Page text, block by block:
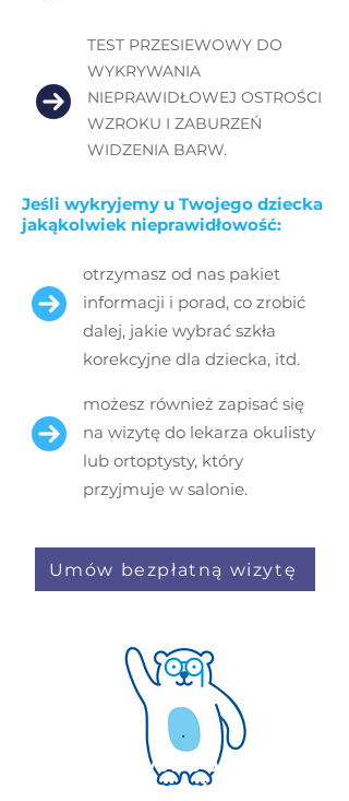
TEST PRZESIEWOWY DO
WYKRYWANIA
NIEPRAWIDŁOWEJ OSTROŚCI
WZROKU I ZABURZEŃ
WIDZENIA BARW.
Jeśli wykryjemy u Twojego dziecka
jakąkolwiek nieprawidłowość:
otrzymasz od nas pakiet
informacji i porad, co zrobić
dalej, jakie wybrać szkła
korekcyjne dla dziecka, itd.
możesz również zapisać się
na wizytę do lekarza okulisty
lub ortoptysty, który
przyjmuje w salonie.
Umów bezpłatną wizytę
Przesiewowe badanie
wzroku: jak często trzeba je